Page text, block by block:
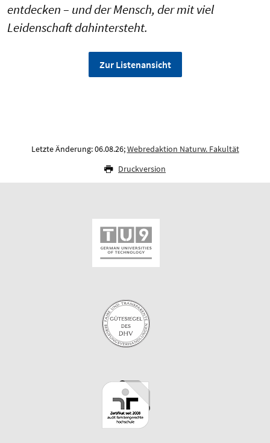
entdecken – und der Mensch, der mit viel
Leidenschaft dahintersteht.
Zur Listenansicht
Letzte Änderung: 06.08.26;Webredaktion Naturw. Fakultät
Druckversion